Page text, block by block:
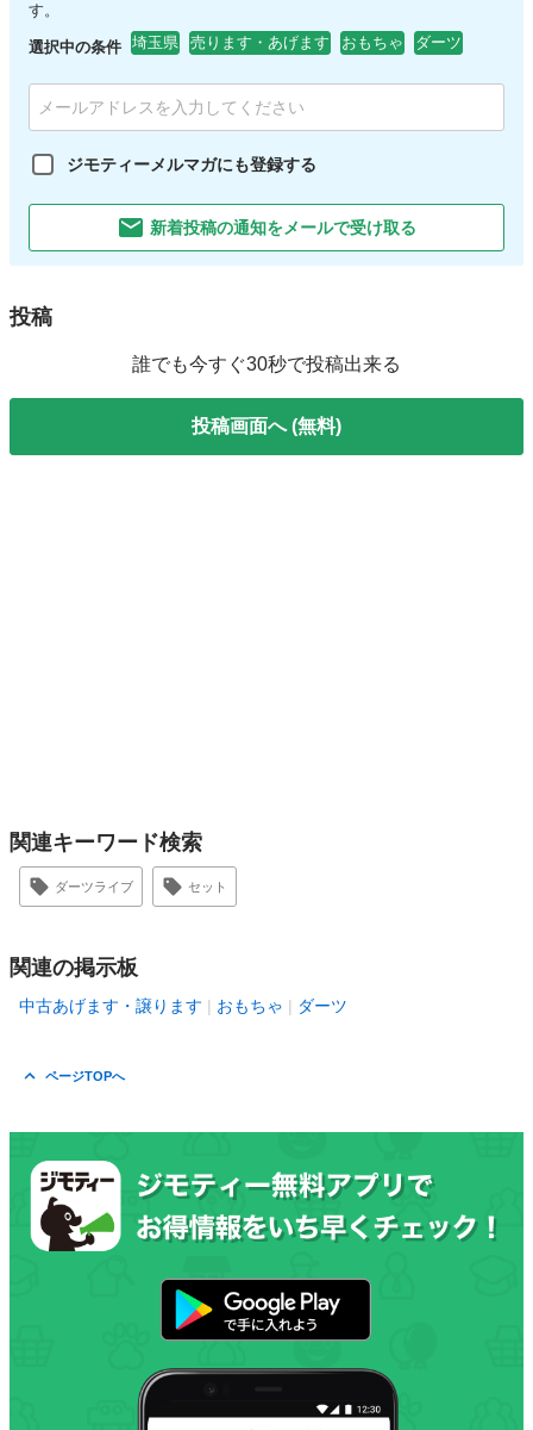
す。
選択中の条件 埼玉県 売ります・あげます おもちゃ ダーツ
ジモティーメルマガにも登録する
新着投稿の通知をメールで受け取る
投稿
誰でも今すぐ30秒で投稿出来る
投稿画面へ (無料)
関連キーワード検索
ダーツライブ セット
関連の掲示板
中古あげます・譲ります おもちゃ ダーツ
ページTOPへ